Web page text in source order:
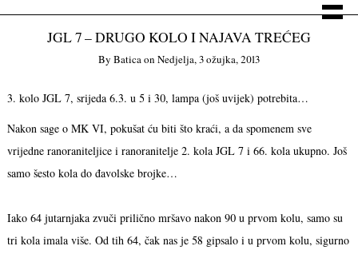
JGL 7 – DRUGO KOLO I NAJAVA TREĆEG
By Baticaon Nedjelja, 3 ožujka, 2013
3. kolo JGL 7, srijeda 6.3. u 5 i 30, lampa (još uvijek) potrebita…
Nakon sage o MK VI, pokušat ću biti što kraći, a da spomenem sve
vrijedne ranoraniteljice i ranoranitelje 2. kola JGL 7 i 66. kola ukupno. Još
samo šesto kola do đavolske brojke…
Iako 64 jutarnjaka zvuči prilično mršavo nakon 90 u prvom kolu, samo su
tri kola imala više. Od tih 64, čak nas je 58 gipsalo i u prvom kolu, sigurno